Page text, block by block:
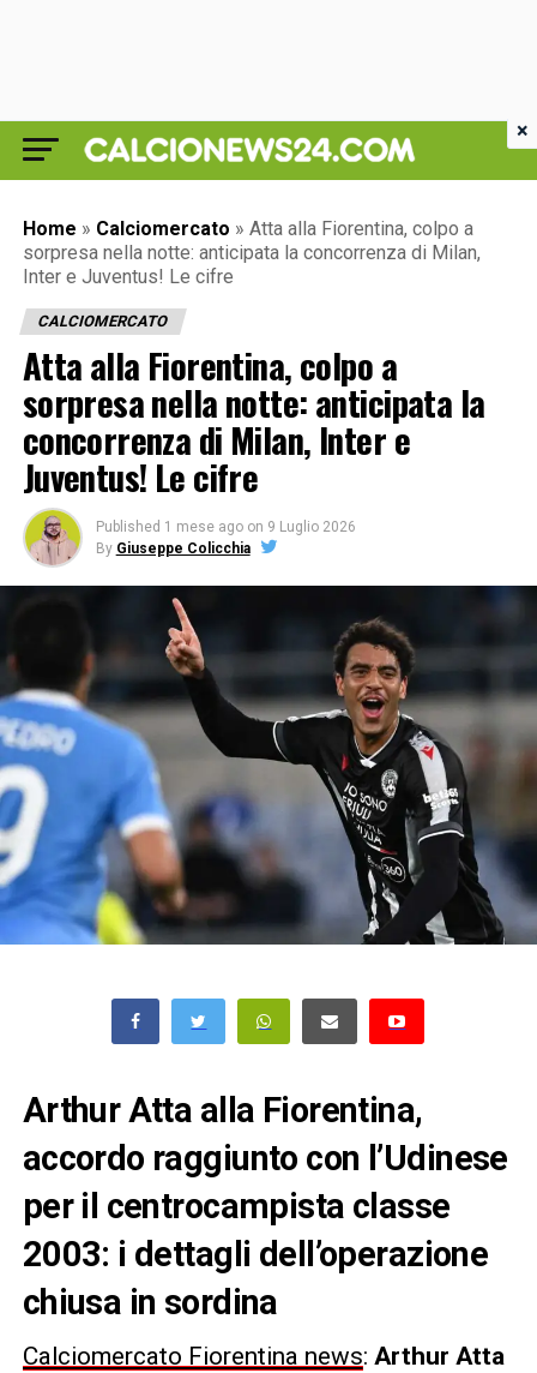
Home » Calciomercato » Atta alla Fiorentina, colpo a
sorpresa nella notte: anticipata la concorrenza di Milan,
Inter e Juventus! Le cifre
CALCIOMERCATO
Atta alla Fiorentina, colpo a
sorpresa nella notte: anticipata la
concorrenza di Milan, Inter e
Juventus! Le cifre
Published 1 mese ago on 9 Luglio 2026
By Giuseppe Colicchia
Arthur Atta alla Fiorentina,
accordo raggiunto con l’Udinese
per il centrocampista classe
2003: i dettagli dell’operazione
chiusa in sordina
Calciomercato Fiorentina news: Arthur Atta
×